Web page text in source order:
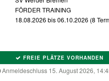
FÖRDER TRAINING
18.08.2026 bis 06.10.2026 (8
FREIE PLÄTZE VORHANDEN
Anmeldeschluss 15. August 2026,